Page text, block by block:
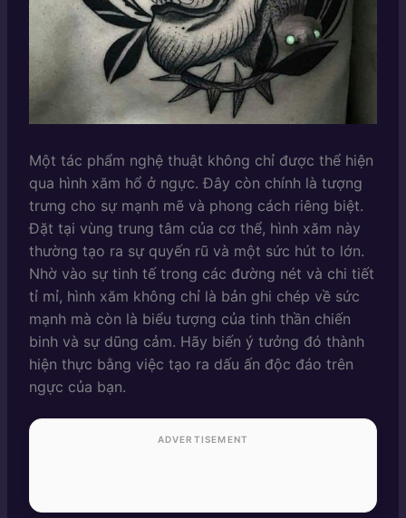
Một tác phẩm nghệ thuật không chỉ được thể hiện
qua hình xăm hổ ở ngực. Đây còn chính là tượng
trưng cho sự mạnh mẽ và phong cách riêng biệt.
Đặt tại vùng trung tâm của cơ thể, hình xăm này
thường tạo ra sự quyến rũ và một sức hút to lớn.
Nhờ vào sự tinh tế trong các đường nét và chi tiết
tỉ mỉ, hình xăm không chỉ là bản ghi chép về sức
mạnh mà còn là biểu tượng của tinh thần chiến
binh và sự dũng cảm. Hãy biến ý tưởng đó thành
hiện thực bằng việc tạo ra dấu ấn độc đáo trên
ngực của bạn.
ADVERTISEMENT